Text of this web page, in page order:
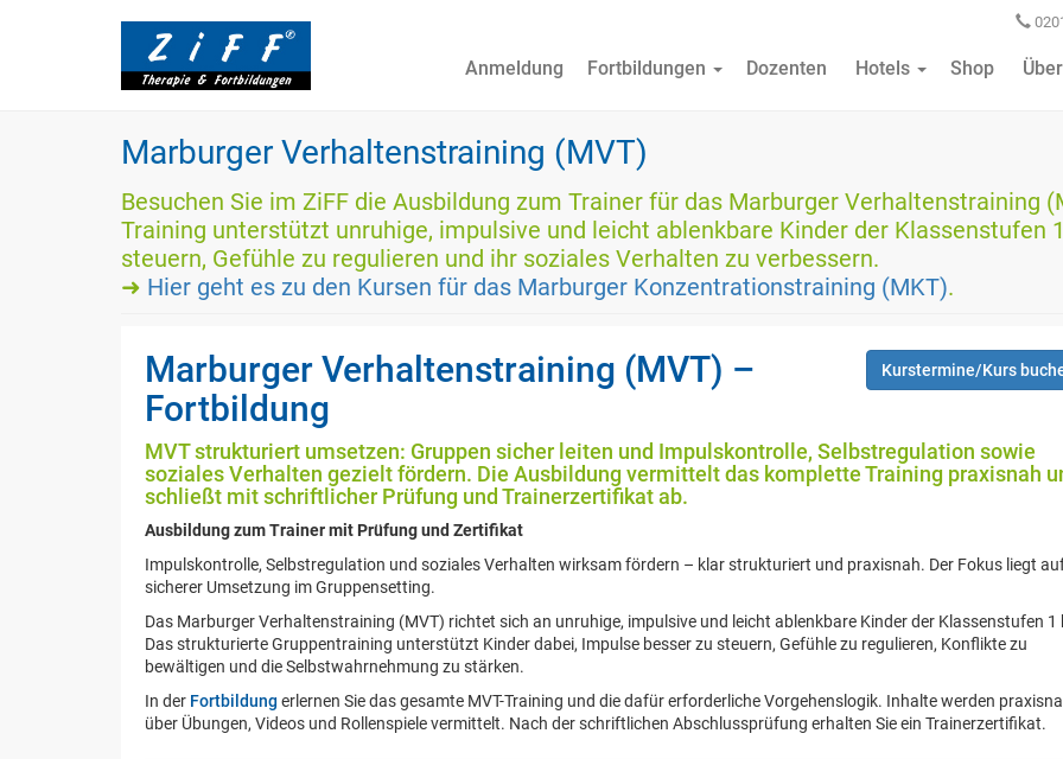
Anmeldung Fortbildungen Dozenten Hotels Shop
Marburger Verhaltenstraining (MVT)
Besuchen Sie im ZiFF die Ausbildung zum Trainer für das Marburger Verhaltenstraining
Training unterstützt unruhige, impulsive und leicht ablenkbare Kinder der Klassenstufen
steuern, Gefühle zu regulieren und ihr soziales Verhalten zu verbessern.
➜ Hier geht es zu den Kursen für das Marburger Konzentrationstraining (MKT).
Marburger Verhaltenstraining (MVT) –
Fortbildung
Kurstermine/Kurs
MVT strukturiert umsetzen: Gruppen sicher leiten und Impulskontrolle, Selbstregulation sowie
soziales Verhalten gezielt fördern. Die Ausbildung vermittelt das komplette Training praxisnah
schließt mit schriftlicher Prüfung und Trainerzertifikat ab.
Ausbildung zum Trainer mit Prüfung und Zertifikat
Impulskontrolle, Selbstregulation und soziales Verhalten wirksam fördern – klar strukturiert und praxisnah. Der Fokus liegt
sicherer Umsetzung im Gruppensetting.
Das Marburger Verhaltenstraining (MVT) richtet sich an unruhige, impulsive und leicht ablenkbare Kinder der Klassenstufen 1
Das strukturierte Gruppentraining unterstützt Kinder dabei, Impulse besser zu steuern, Gefühle zu regulieren, Konflikte zu
bewältigen und die Selbstwahrnehmung zu stärken.
In der Fortbildung erlernen Sie das gesamte MVT-Training und die dafür erforderliche Vorgehenslogik. Inhalte werden
über Übungen, Videos und Rollenspiele vermittelt. Nach der schriftlichen Abschlussprüfung erhalten Sie ein Trainerzertifikat.